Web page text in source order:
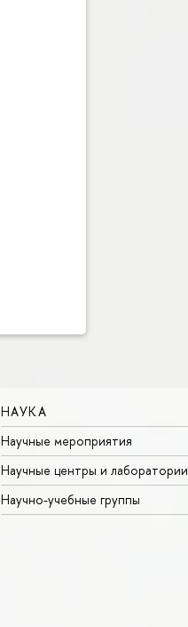
НАУКА
Научные мероприятия
Научные центры и лаборатории
Научно-учебные группы